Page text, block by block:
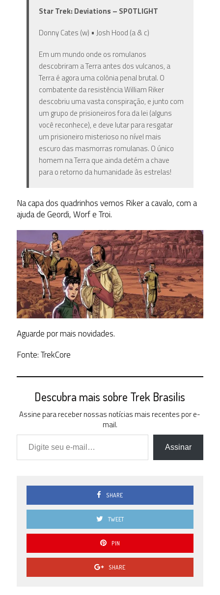
Star Trek: Deviations – SPOTLIGHT
Donny Cates (w) • Josh Hood (a & c)
Em um mundo onde os romulanos
descobriram a Terra antes dos vulcanos, a
Terra é agora uma colônia penal brutal. O
combatente da resistência William Riker
descobriu uma vasta conspiração, e junto com
um grupo de prisioneiros fora da lei (alguns
você reconhece), e deve lutar para resgatar
um prisioneiro misterioso no nível mais
escuro das masmorras romulanas. O único
homem na Terra que ainda detém a chave
para o retorno da humanidade às estrelas!
Na capa dos quadrinhos vemos Riker a cavalo, com a
ajuda de Geordi, Worf e Troi.
Aguarde por mais novidades.
Fonte: TrekCore
Descubra mais sobre Trek Brasilis
Assine para receber nossas notícias mais recentes por e-
mail.
Digite seu e-mail…
Assinar
SHARE
TWEET
PIN
SHARE